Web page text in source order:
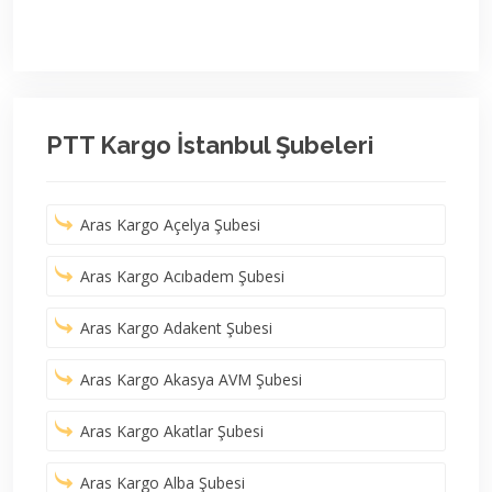
PTT Kargo İstanbul Şubeleri
Aras Kargo Açelya Şubesi
Aras Kargo Acıbadem Şubesi
Aras Kargo Adakent Şubesi
Aras Kargo Akasya AVM Şubesi
Aras Kargo Akatlar Şubesi
Aras Kargo Alba Şubesi